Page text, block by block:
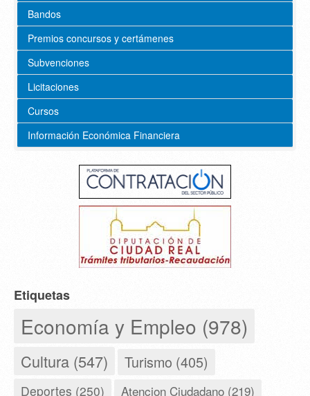
Bandos
Premios concursos y certámenes
Subvenciones
Licitaciones
Cursos
Información Económica Financiera
Etiquetas
Economía y Empleo (978)
Cultura (547) Turismo (405)
Deportes (250) Atencion Ciudadano (219)